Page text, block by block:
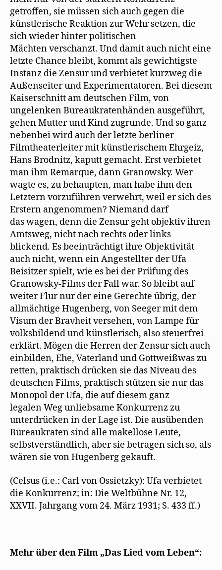
getroffen, sie müssen sich auch gegen die
künstlerische Reaktion zur Wehr setzen, die
sich wieder hinter politischen
Mächten verschanzt. Und damit auch nicht eine
letzte Chance bleibt, kommt als gewichtigste
Instanz die Zensur und verbietet kurzweg die
Außenseiter und Experimentatoren. Bei diesem
Kaiserschnitt am deutschen Film, von
ungelenken Bureaukratenhänden ausgeführt,
gehen Mutter und Kind zugrunde. Und so ganz
nebenbei wird auch der letzte berliner
Filmtheaterleiter mit künstlerischem Ehrgeiz,
Hans Brodnitz, kaputt gemacht. Erst verbietet
man ihm Remarque, dann Granowsky. Wer
wagte es, zu behaupten, man habe ihm den
Letztern vorzuführen verwehrt, weil er sich des
Erstern angenommen? Niemand darf
das wagen, denn die Zensur geht objektiv ihren
Amtsweg, nicht nach rechts oder links
blickend. Es beeinträchtigt ihre Objektivität
auch nicht, wenn ein Angestellter der Ufa
Beisitzer spielt, wie es bei der Prüfung des
Granowsky-Films der Fall war. So bleibt auf
weiter Flur nur der eine Gerechte übrig, der
allmächtige Hugenberg, von Seeger mit dem
Visum der Bravheit versehen, von Lampe für
volksbildend und künstlerisch, also steuerfrei
erklärt. Mögen die Herren der Zensur sich auch
einbilden, Ehe, Vaterland und Gottweißwas zu
retten, praktisch drücken sie das Niveau des
deutschen Films, praktisch stützen sie nur das
Monopol der Ufa, die auf diesem ganz
legalen Weg unliebsame Konkurrenz zu
unterdrücken in der Lage ist. Die ausübenden
Bureaukraten sind alle makellose Leute,
selbstverständlich, aber sie betragen sich so, als
wären sie von Hugenberg gekauft.
(Celsus (i.e.: Carl von Ossietzky): Ufa verbietet
die Konkurrenz; in: Die Weltbühne Nr. 12,
XXVII. Jahrgang vom 24. März 1931; S. 433 ff.)
Mehr über den Film „Das Lied vom Leben“: